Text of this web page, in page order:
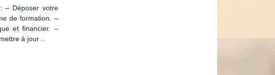
– Déposer votre
de formation. –
et financier. –
à jour…